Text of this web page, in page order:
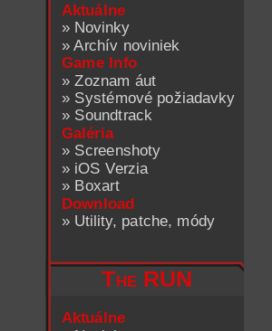
Aktuálne
» Novinky
»Archív noviniek
Game Info
»Zoznam áut
» Systémové požiadavky
» Soundtrack
Galéria
» Screenshoty
» iOS Verzia
» Boxart
Download
» Utility, patche, módy
The RUN
Aktuálne